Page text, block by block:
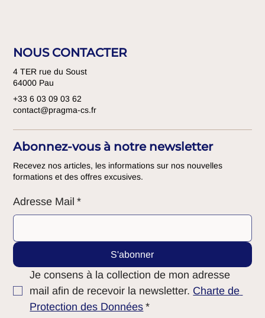
NOUS CONTACTER
4 TER rue du Soust
64000 Pau
+33 6 03 09 03 62
contact@pragma-cs.fr
Abonnez-vous à notre newsletter
Recevez nos articles, les informations sur nos nouvelles
formations et des offres excusives.
Adresse Mail *
S'abonner
Je consens à la collection de mon adresse
mail afin de recevoir la newsletter. Charte de
Protection des Données *